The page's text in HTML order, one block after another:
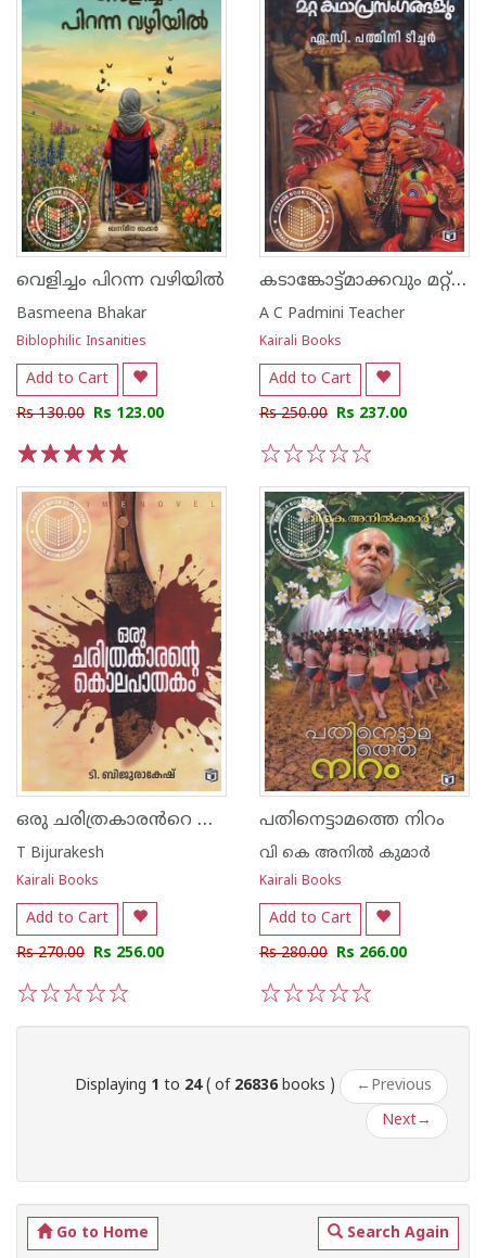
വെളിച്ചം പിറന്ന വഴിയിൽ
Basmeena Bhakar
Biblophilic Insanities
Add to Cart
Rs 130.00 Rs 123.00
കടാങ്കോട്ട്മാക്കവും മറ്റ് കഥാപ്രസംഗങ്ങളും
A C Padmini Teacher
Kairali Books
Add to Cart
Rs 250.00 Rs 237.00
ഒരു ചരിത്രകാരൻറെ കൊലപാതകം
T Bijurakesh
Kairali Books
Add to Cart
Rs 270.00 Rs 256.00
പതിനെട്ടാമത്തെ നിറം
വി കെ അനില്‍ കുമാര്‍
Kairali Books
Add to Cart
Rs 280.00 Rs 266.00
Displaying 1 to 24( of 26836 books ) ← Previous
Next→
Go to Home Search Again